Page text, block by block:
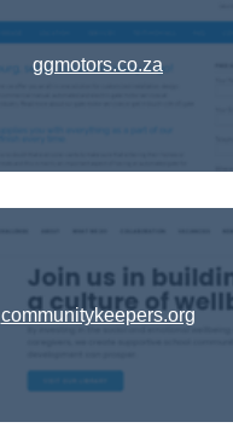
ggmotors.co.za
communitykeepers.org